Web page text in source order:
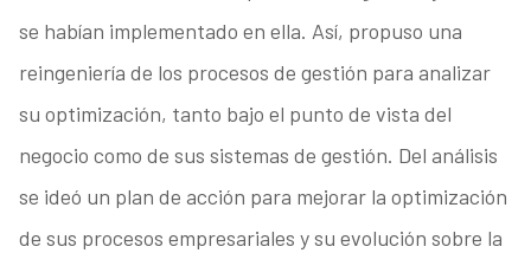
se habían implementado en ella. Así, propuso una
reingeniería de los procesos de gestión para analizar
su optimización, tanto bajo el punto de vista del
negocio como de sus sistemas de gestión. Del análisis
se ideó un plan de acción para mejorar la optimización
de sus procesos empresariales y su evolución sobre la